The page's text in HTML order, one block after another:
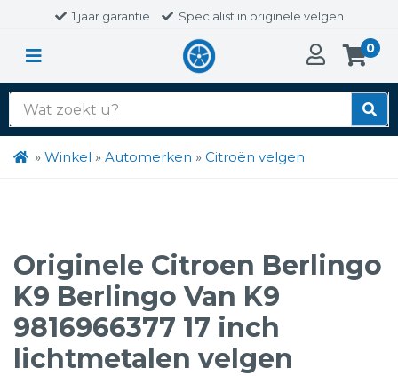
1 jaar garantie Specialist in originele velgen
0
Zoek
naar:
» Winkel » Automerken » Citroën velgen
Originele Citroen Berlingo
K9 Berlingo Van K9
9816966377 17 inch
lichtmetalen velgen